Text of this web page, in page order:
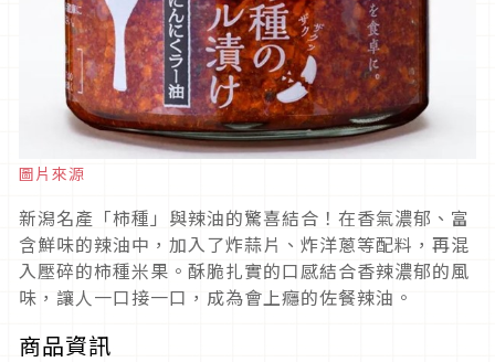
圖片來源
新潟名產「柿種」與辣油的驚喜結合！在香氣濃郁、富
含鮮味的辣油中，加入了炸蒜片、炸洋蔥等配料，再混
入壓碎的柿種米果。酥脆扎實的口感結合香辣濃郁的風
味，讓人一口接一口，成為會上癮的佐餐辣油。
商品資訊